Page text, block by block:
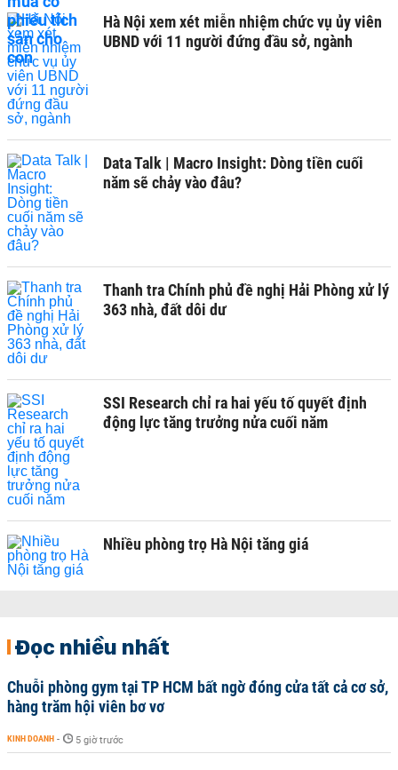
Hà Nội xem xét miễn nhiệm chức vụ ủy viên
UBND với 11 người đứng đầu sở, ngành
Data Talk | Macro Insight: Dòng tiền cuối
năm sẽ chảy vào đâu?
Thanh tra Chính phủ đề nghị Hải Phòng xử lý
363 nhà, đất dôi dư
SSI Research chỉ ra hai yếu tố quyết định
động lực tăng trưởng nửa cuối năm
Nhiều phòng trọ Hà Nội tăng giá
Đọc nhiều nhất
Chuỗi phòng gym tại TP HCM bất ngờ đóng cửa tất cả cơ sở,
hàng trăm hội viên bơ vơ
KINH DOANH - 5 giờ trước